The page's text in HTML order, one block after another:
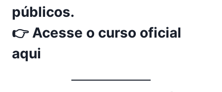
públicos.
👉Acesse o curso oficial
aqui